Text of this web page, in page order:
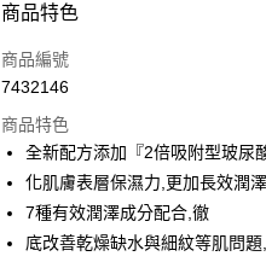
付款方式
信用卡一次付款
LINE Pay
Apple Pay
街口支付
商品特色
商品編號
7432146
商品特色
全新配方添加『2倍吸附型玻尿
化肌膚表層保濕力,更加長效潤澤
7種有效潤澤成分配合,徹
底改善乾燥缺水與細紋等肌問